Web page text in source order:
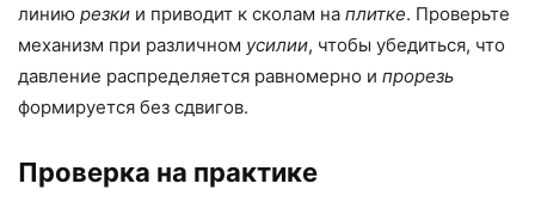
линию резки и приводит к сколам на плитке. Проверьте
механизм при различном усилии, чтобы убедиться, что
давление распределяется равномерно и прорезь
формируется без сдвигов.
Проверка на практике